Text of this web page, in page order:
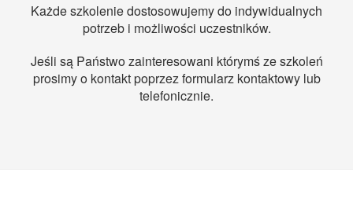
Każde szkolenie dostosowujemy do indywidualnych
potrzeb i możliwości uczestników.
Jeśli są Państwo zainteresowani którymś ze szkoleń
prosimy o kontakt poprzez formularz kontaktowy lub
telefonicznie.